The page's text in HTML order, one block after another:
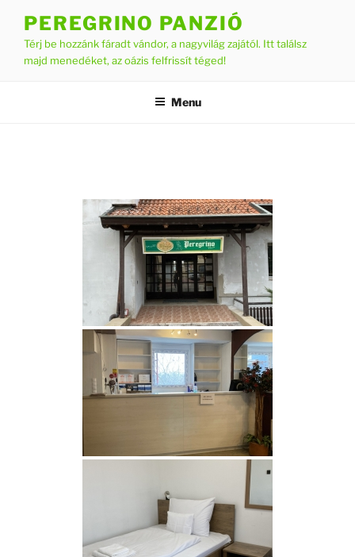
content
PEREGRINO PANZIÓ
Térj be hozzánk fáradt vándor, a nagyvilág zajától. Itt találsz
majd menedéket, az oázis felfrissít téged!
Menu